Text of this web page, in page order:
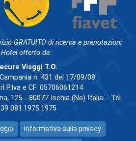
GRATUITO di ricerca e prenotazioni
Hotel offerto da:
Viaggi T.O.
n. 431 del 17/09/08
P.Iva e CF: 05706061214
125 - 80077 Ischia (Na) Italia. - Tel.
081.1975.1975
Informativa sulla privacy